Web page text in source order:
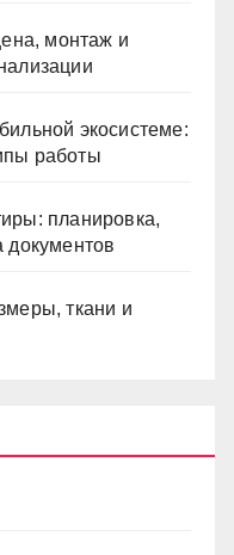
монтаж и
экосистеме:
работы
планировка,
документов
ткани и